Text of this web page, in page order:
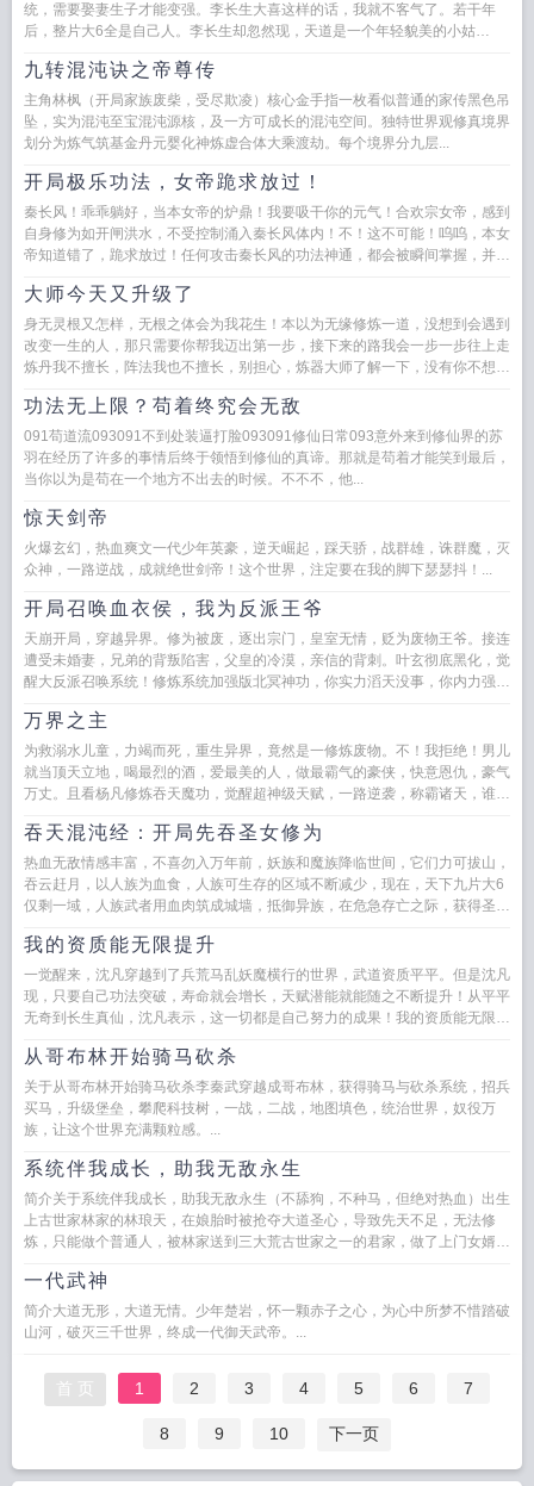
统，需要娶妻生子才能变强。李长生大喜这样的话，我就不客气了。若干年
后，整片大6全是自己人。李长生却忽然现，天道是一个年轻貌美的小姑
九转混沌诀之帝尊传
主角林枫（开局家族废柴，受尽欺凌）核心金手指一枚看似普通的家传黑色吊
坠，实为混沌至宝混沌源核，及一方可成长的混沌空间。独特世界观修真境界
划分为炼气筑基金丹元婴化神炼虚合体大乘渡劫。每个境界分九层...
开局极乐功法，女帝跪求放过！
秦长风！乖乖躺好，当本女帝的炉鼎！我要吸干你的元气！合欢宗女帝，感到
自身修为如开闸洪水，不受控制涌入秦长风体内！不！这不可能！呜呜，本女
帝知道错了，跪求放过！任何攻击秦长风的功法神通，都会被瞬间掌握，并提
大师今天又升级了
身无灵根又怎样，无根之体会为我花生！本以为无缘修炼一道，没想到会遇到
改变一生的人，那只需要你帮我迈出第一步，接下来的路我会一步一步往上走
炼丹我不擅长，阵法我也不擅长，别担心，炼器大师了解一下，没有你不想要
功法无上限？苟着终究会无敌
091苟道流093091不到处装逼打脸093091修仙日常093意外来到修仙界的苏
羽在经历了许多的事情后终于领悟到修仙的真谛。那就是苟着才能笑到最后，
当你以为是苟在一个地方不出去的时候。不不不，他...
惊天剑帝
火爆玄幻，热血爽文一代少年英豪，逆天崛起，踩天骄，战群雄，诛群魔，灭
众神，一路逆战，成就绝世剑帝！这个世界，注定要在我的脚下瑟瑟抖！...
开局召唤血衣侯，我为反派王爷
天崩开局，穿越异界。修为被废，逐出宗门，皇室无情，贬为废物王爷。接连
遭受未婚妻，兄弟的背叛陷害，父皇的冷漠，亲信的背刺。叶玄彻底黑化，觉
醒大反派召唤系统！修炼系统加强版北冥神功，你实力滔天没事，你内力强大
万界之主
为救溺水儿童，力竭而死，重生异界，竟然是一修炼废物。不！我拒绝！男儿
就当顶天立地，喝最烈的酒，爱最美的人，做最霸气的豪侠，快意恩仇，豪气
万丈。且看杨凡修炼吞天魔功，觉醒超神级天赋，一路逆袭，称霸诸天，谁与
吞天混沌经：开局先吞圣女修为
热血无敌情感丰富，不喜勿入万年前，妖族和魔族降临世间，它们力可拔山，
吞云赶月，以人族为血食，人族可生存的区域不断减少，现在，天下九片大6
仅剩一域，人族武者用血肉筑成城墙，抵御异族，在危急存亡之际，获得圣人
我的资质能无限提升
一觉醒来，沈凡穿越到了兵荒马乱妖魔横行的世界，武道资质平平。但是沈凡
现，只要自己功法突破，寿命就会增长，天赋潜能就能随之不断提升！从平平
无奇到长生真仙，沈凡表示，这一切都是自己努力的成果！我的资质能无限提
从哥布林开始骑马砍杀
关于从哥布林开始骑马砍杀李秦武穿越成哥布林，获得骑马与砍杀系统，招兵
买马，升级堡垒，攀爬科技树，一战，二战，地图填色，统治世界，奴役万
族，让这个世界充满颗粒感。...
系统伴我成长，助我无敌永生
简介关于系统伴我成长，助我无敌永生（不舔狗，不种马，但绝对热血）出生
上古世家林家的林琅天，在娘胎时被抢夺大道圣心，导致先天不足，无法修
炼，只能做个普通人，被林家送到三大荒古世家之一的君家，做了上门女婿…
一代武神
简介大道无形，大道无情。少年楚岩，怀一颗赤子之心，为心中所梦不惜踏破
山河，破灭三千世界，终成一代御天武帝。...
首 页 1 2 3 4 5 6 7
8 9 10 下一页